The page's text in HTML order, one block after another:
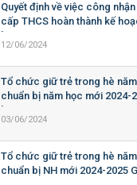
Quyết định về việc công nhận
cấp THCS hoàn thành kế
học 2023-2024
12/06/2024
Tổ chức giữ trẻ trong hè năm
chuẩn bị năm học mới 2024-
học
03/06/2024
Tổ chức giữ trẻ trong hè năm
chuẩn bị NH mới 2024-2025